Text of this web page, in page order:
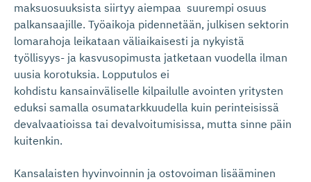
maksuosuuksista siirtyy aiempaa suurempi osuus
palkansaajille. Työaikoja pidennetään, julkisen sektorin
lomarahoja leikataan väliaikaisesti ja nykyistä
työllisyys- ja kasvusopimusta jatketaan vuodella ilman
uusia korotuksia. Lopputulos ei
kohdistu kansainväliselle kilpailulle avointen yritysten
eduksi samalla osumatarkkuudella kuin perinteisissä
devalvaatioissa tai devalvoitumisissa, mutta sinne päin
kuitenkin.
Kansalaisten hyvinvoinnin ja ostovoiman lisääminen